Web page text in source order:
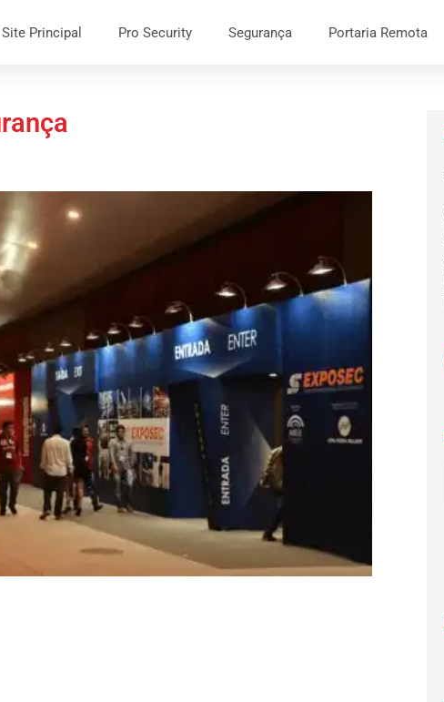
Site Principal Pro Security Segurança Portaria Remota